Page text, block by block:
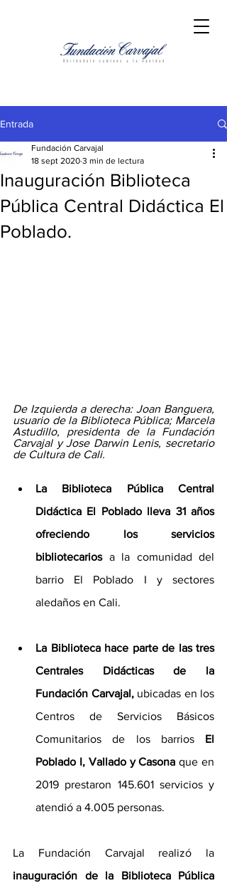
Entrada
Inauguración Biblioteca
Pública Central Didáctica El
Poblado.
Fundación Carvajal
18 sept 2020 3 min de lectura
De Izquierda a derecha: Joan Banguera,
usuario de la Biblioteca Pública; Marcela
Astudillo, presidenta de la Fundación
Carvajal y Jose Darwin Lenis, secretario
de Cultura de Cali.
La Biblioteca Pública Central
Didáctica El Poblado lleva 31 años
ofreciendo los servicios
bibliotecarios a la comunidad del
barrio El Poblado I y sectores
aledaños en Cali.
La Biblioteca hace parte de las tres
Centrales Didácticas de la
Fundación Carvajal, ubicadas en los
Centros de Servicios Básicos
Comunitarios de los barrios El
Poblado I, Vallado y Casona que en
2019 prestaron 145.601 servicios y
atendió a 4.005 personas.
La Fundación Carvajal realizó la
inauguración de la Biblioteca Pública